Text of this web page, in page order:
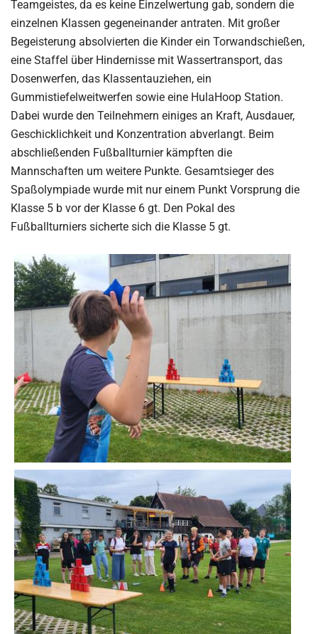
Teamgeistes, da es keine Einzelwertung gab, sondern die
einzelnen Klassen gegeneinander antraten. Mit großer
Begeisterung absolvierten die Kinder ein Torwandschießen,
eine Staffel über Hindernisse mit Wassertransport, das
Dosenwerfen, das Klassentauziehen, ein
Gummistiefelweitwerfen sowie eine HulaHoop Station.
Dabei wurde den Teilnehmern einiges an Kraft, Ausdauer,
Geschicklichkeit und Konzentration abverlangt. Beim
abschließenden Fußballturnier kämpften die
Mannschaften um weitere Punkte. Gesamtsieger des
Spaßolympiade wurde mit nur einem Punkt Vorsprung die
Klasse 5 b vor der Klasse 6 gt. Den Pokal des
Fußballturniers sicherte sich die Klasse 5 gt.